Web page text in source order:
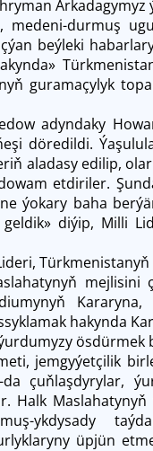
medeni-durmuş
beýleki
guramaçylyk
adyndaky
döredildi.
aladasy edilip,
etdiriler.
ýokary baha
diýip, Milli
mejlisini
hakynda
jemgyýetçilik
çuňlaşdyrylar,
Halk
ykdysady
üpjün